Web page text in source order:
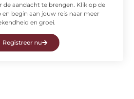
de aandacht te brengen. Klik op de
en begin aan jouw reis naar meer
en groei.
Registreer nu